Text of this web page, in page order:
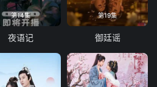
第14集
夜语记
第19集
御廷谣